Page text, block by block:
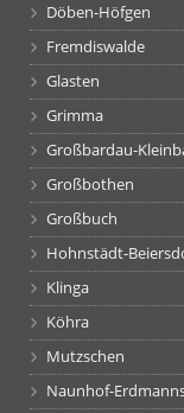
Döben-Höfgen
Fremdiswalde
Glasten
Grimma
Großbardau-
Großbothen
Großbuch
Hohnstädt-
Klinga
Köhra
Mutzschen
Naunhof-